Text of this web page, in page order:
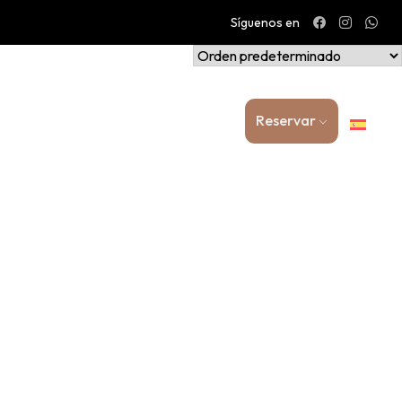
Síguenos en
Reservar